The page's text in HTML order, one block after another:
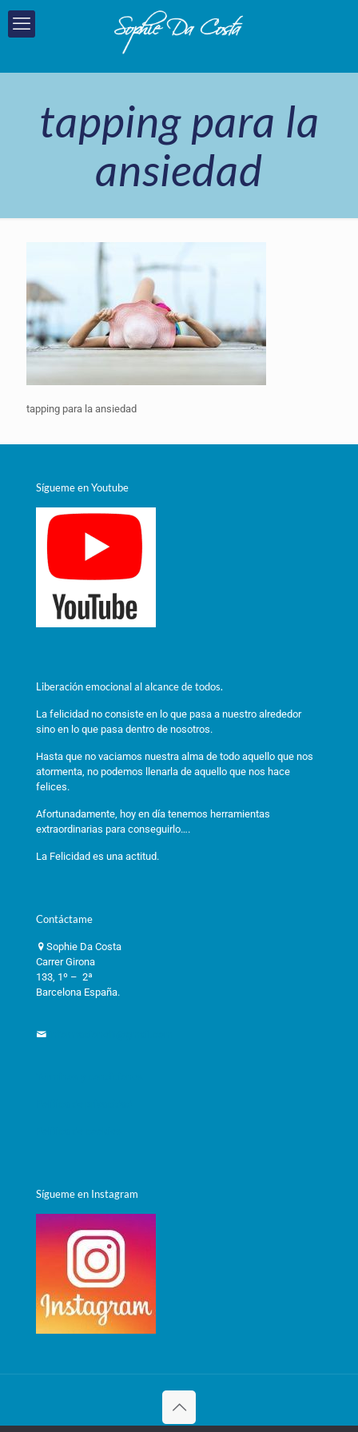
tapping para la
ansiedad
tapping para la ansiedad
Sígueme en Youtube
Liberación emocional al alcance de todos.
La felicidad no consiste en lo que pasa a nuestro alrededor
sino en lo que pasa dentro de nosotros.
Hasta que no vaciamos nuestra alma de todo aquello que nos
atormenta, no podemos llenarla de aquello que nos hace
felices.
Afortunadamente, hoy en día tenemos herramientas
extraordinarias para conseguirlo….
La Felicidad es una actitud.
Contáctame
Sophie Da Costa
Carrer Girona
133, 1º – 2ª
Barcelona España.
Sígueme en Instagram